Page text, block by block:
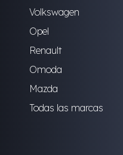
Volkswagen
Opel
Renault
Omoda
Mazda
Todas las marcas